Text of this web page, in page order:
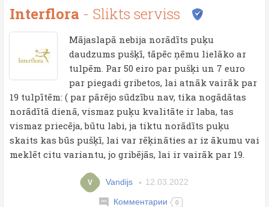
Interflora - Slikts serviss
Mājaslapā nebija norādīts puķu
daudzums pušķī, tāpēc ņēmu lielāko ar
tulpēm. Par 50 eiro par pušķi un 7 euro
par piegadi gribetos, lai atnāk vairāk par
19 tulpītēm: ( par pārējo sūdzību nav, tika nogādātas
norādītā dienā, vismaz puķu kvalitāte ir laba, tas
vismaz priecēja, būtu labi, ja tiktu norādīts puķu
skaits kas būs pušķī, lai var rēķināties ar iz ākumu vai
meklēt citu variantu, jo gribējās, lai ir vairāk par 19.
V Vandijs 12.03.2022
Комментарии 0